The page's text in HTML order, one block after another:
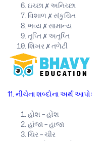
ઇચ્છા ✗ અનિચ્છા
વિશાળ ✗ સંકુચિત
ભવ્ય ✗ સામાન્ય
તૃપ્તિ ✗ અતૃપ્તિ
શિખર ✗ તળેટી
11. નીચેના શબ્દોના અર્થ આપોઃ
હોશ – હોંશ
હાંજા – હાજા
ચિર – ચીર